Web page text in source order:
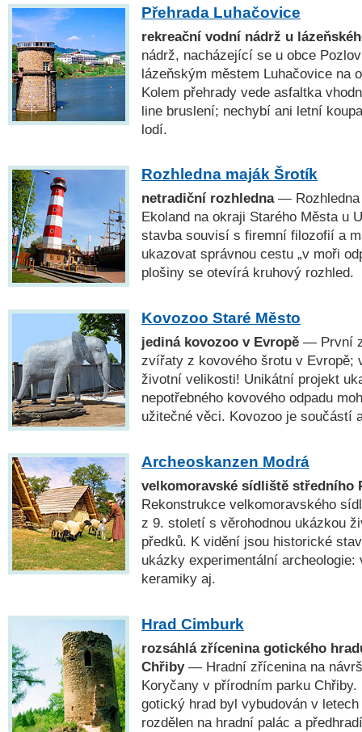
Přehrada Luhačovice
rekreační vodní nádrž u
nádrž, nacházející se u obce
lázeňským městem Luhačovice na
Kolem přehrady vede asfaltka
line bruslení; nechybí ani letní
lodí.
Rozhledna maják Šrotík
netradiční rozhledna— Rozhledna
Ekoland na okraji Starého Města u
stavba souvisí s firemní filozofií a
ukazovat správnou cestu „v moři
plošiny se otevírá kruhový rozhled.
Kovozoo Staré Město
jediná kovozoo v Evropě — První
zvířaty z kovového šrotu v Evropě;
životní velikosti! Unikátní projekt
nepotřebného kovového odpadu
užitečné věci. Kovozoo je součástí
Archeoskanzen Modrá
velkomoravské sídliště středního
Rekonstrukce velkomoravského
z 9. století s věrohodnou ukázkou
předků. K vidění jsou historické
ukázky experimentální
keramiky aj.
Hrad Cimburk
rozsáhlá zřícenina gotického
Chřiby— Hradní zřícenina na
Koryčany v přírodním parku
gotický hrad byl vybudován v
rozdělen na hradní palác a